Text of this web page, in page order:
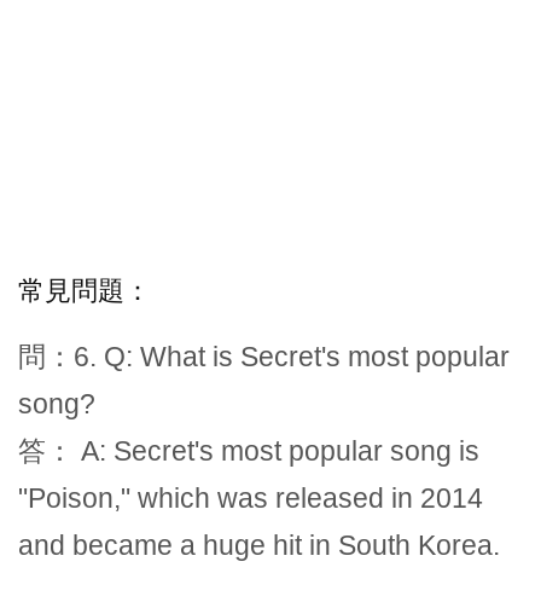
常見問題：
問：6. Q: What is Secret's most popular
song?
答： A: Secret's most popular song is
"Poison," which was released in 2014
and became a huge hit in South Korea.